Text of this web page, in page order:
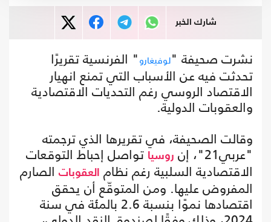
شارك الخبر
نشرت صحيفة "لوفيغارو" الفرنسية تقريرًا
تحدثت فيه عن الأسباب التي تمنع انهيار
الاقتصاد الروسي رغم التحديات الاقتصادية
والعقوبات الدولية.
وقالت الصحيفة، في تقريرها الذي ترجمته
"عربي21"، إن روسيا تواصل إحباط التوقعات
الاقتصادية السلبية رغم نظام
العقوبات الصارم
المفروض عليها. ومن المتوقّع أن يحقق
اقتصادها نموًا بنسبة 2.6 بالمئة في سنة